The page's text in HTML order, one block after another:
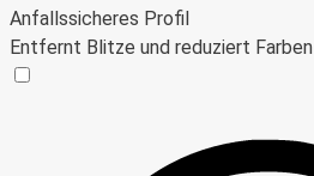
Anfallssicheres Profil
Entfernt Blitze und reduziert Farben